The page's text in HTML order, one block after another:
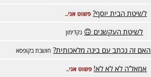
לשיטת הבית יוסף? פשוט אני..
לשיטת העקשנים 🙃 נקדימון
האם זה נכתב עם בינה מלאכותית? חושבת בקופסא
אמאל'ה לא לא לא! פשוט אני..